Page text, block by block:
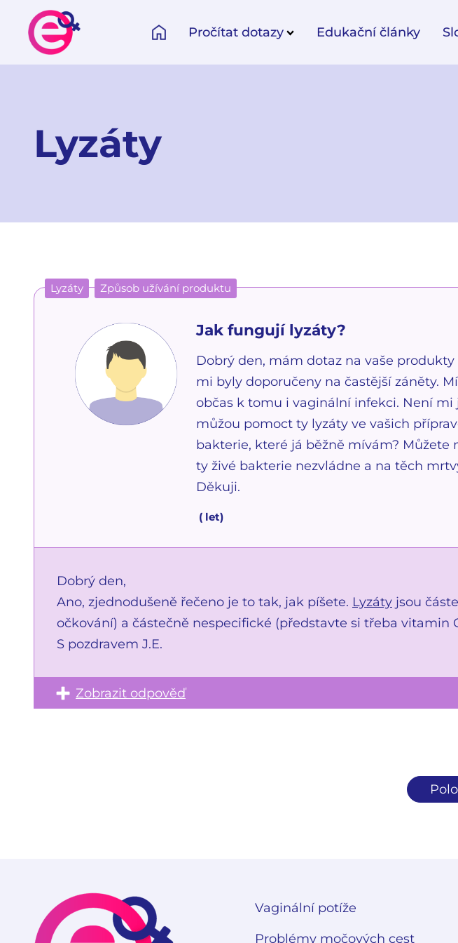
Pročítat dotazy Edukační články
Lyzáty
Lyzáty Způsob užívání produktu
Jak fungují lyzáty?
Dobrý den, mám dotaz na vaše
mi byly doporučeny na častější záněty.
občas k tomu i vaginální infekci. Není
můžou pomoct ty lyzáty ve vašich
bakterie, které já běžně mívám?
ty živé bakterie nezvládne a na těch
Děkuji.
(let)
Dobrý den,
Ano, zjednodušeně řečeno je to tak, jak píšete. Lyzáty jsou
očkování) a částečně nespecifické (představte si třeba
S pozdravem J.E.
Zobrazit odpověď
Vaginální potíže
Problémy močových cest